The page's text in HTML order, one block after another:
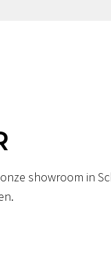
showroom in